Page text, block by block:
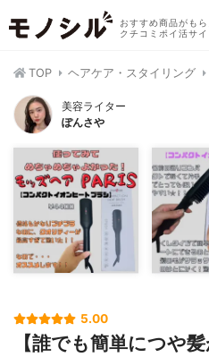
おすすめ商品がもら
クチコミポイ活サイ
TOP ヘアケア・スタイリング
美容ライター
ぽんさや
5.00
【誰でも簡単につや